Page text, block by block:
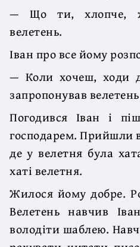
— Що ти, хлопче,
велетень.
Іван про все йому
— Коли хочеш, ходи
запропонував велетень
Погодився Іван і
господарем. Прийшли
де у велетня була
хаті велетня.
Жилося йому добре.
Велетень навчив
володіти шаблею.